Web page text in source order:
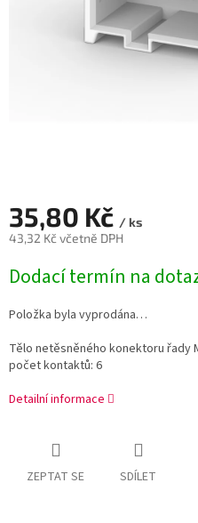
35,80 Kč / ks
43,32 Kč včetně DPH
cena:
Dodací termín na
Položka byla vyprodána…
Tělo netěsněného konektoru řady
počet kontaktů: 6
Detailní informace
ZEPTAT SE SDÍLET